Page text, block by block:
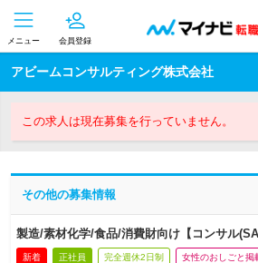
メニュー 会員登録
アビームコンサルティング株式会社
この求人は現在募集を行っていません。
その他の募集情報
製造/素材化学/食品/消費財向け【コンサル
新着 正社員 完全週休2日制 女性のおしごと掲